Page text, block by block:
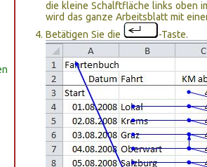
die kleine Schalftfläche links oben
wird das ganze Arbeitsblatt mit
Betätigen Sie die
-Taste.